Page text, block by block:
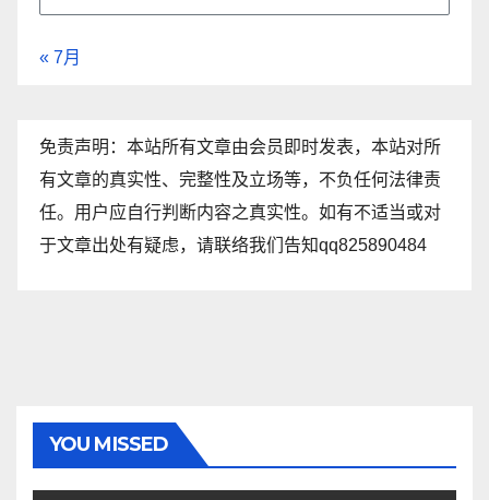
« 7月
免责声明：本站所有文章由会员即时发表，本站对所
有文章的真实性、完整性及立场等，不负任何法律责
任。用户应自行判断内容之真实性。如有不适当或对
于文章出处有疑虑，请联络我们告知qq825890484
YOU MISSED